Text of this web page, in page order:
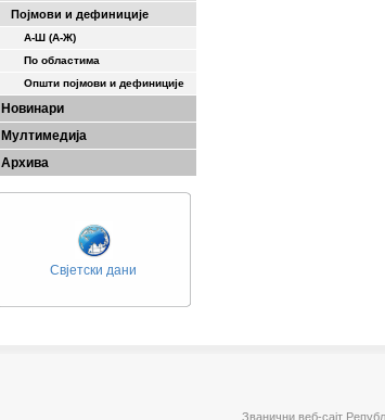
Појмови и дефиниције
А-Ш (A-Ж)
По областима
Општи појмови и дефиниције
Новинари
Мултимедија
Архива
Свјетски дани
Званични веб-сајт